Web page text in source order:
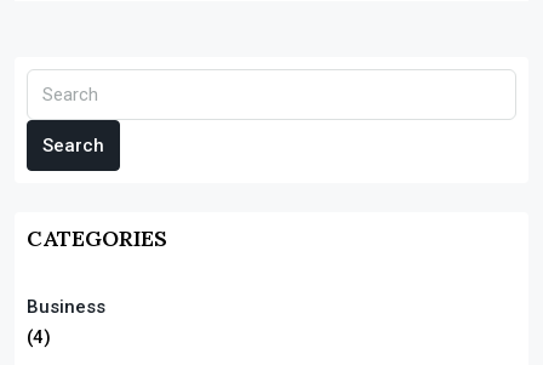
Search
CATEGORIES
Business
(4)